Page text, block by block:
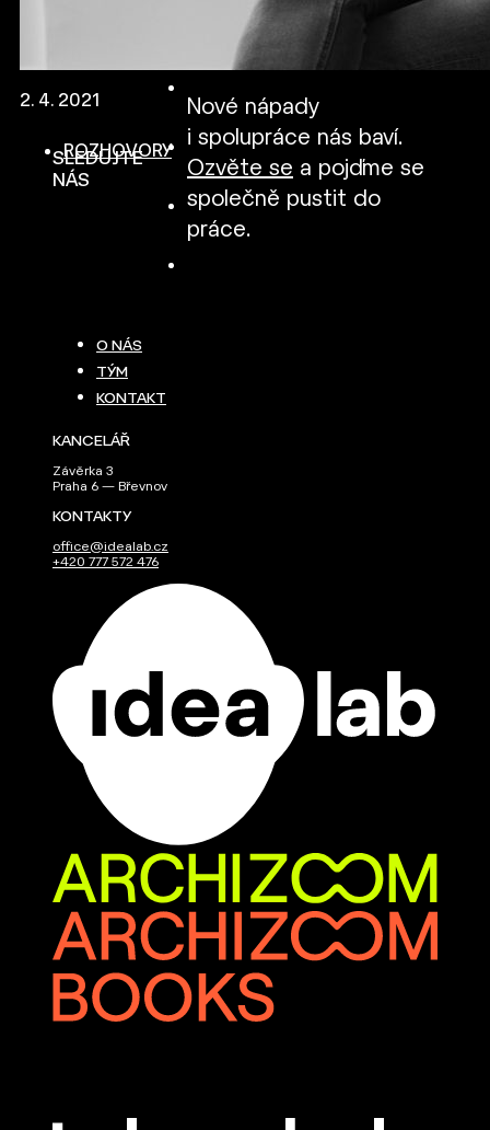
2. 4. 2021
ROZHOVORY
SLEDUJTE
NÁS
Nové nápady
i spolupráce nás baví.
Ozvěte se a pojďme se
společně pustit do
práce.
O NÁS
TÝM
KONTAKT
KANCELÁŘ
Závěrka 3
Praha 6 — Břevnov
KONTAKTY
office@idealab.cz
+420 777 572 476